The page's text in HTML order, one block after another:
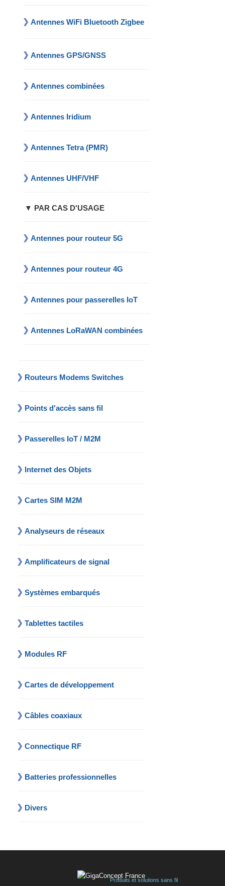
Antennes WiFi Bluetooth Zigbee
Antennes GPS/GNSS
Antennes combinées
Antennes Iridium
Antennes Tetra (PMR)
Antennes UHF/VHF
▼ PAR CAS D'USAGE
Antennes pour routeur 5G
Antennes pour routeur 4G
Antennes pour passerelles IoT
Antennes LoRaWAN combinées
Routeurs Modems Switches
Points d'accès sans fil
Passerelles IoT / M2M
Internet des Objets
Cartes SIM M2M
Analyseurs de réseaux
Amplificateurs de signal
Systèmes embarqués
Tablettes tactiles
Modules RF
Cartes de développement
Câbles coaxiaux
Connectique RF
Batteries professionnelles
Divers
Produits et solutions sans fil